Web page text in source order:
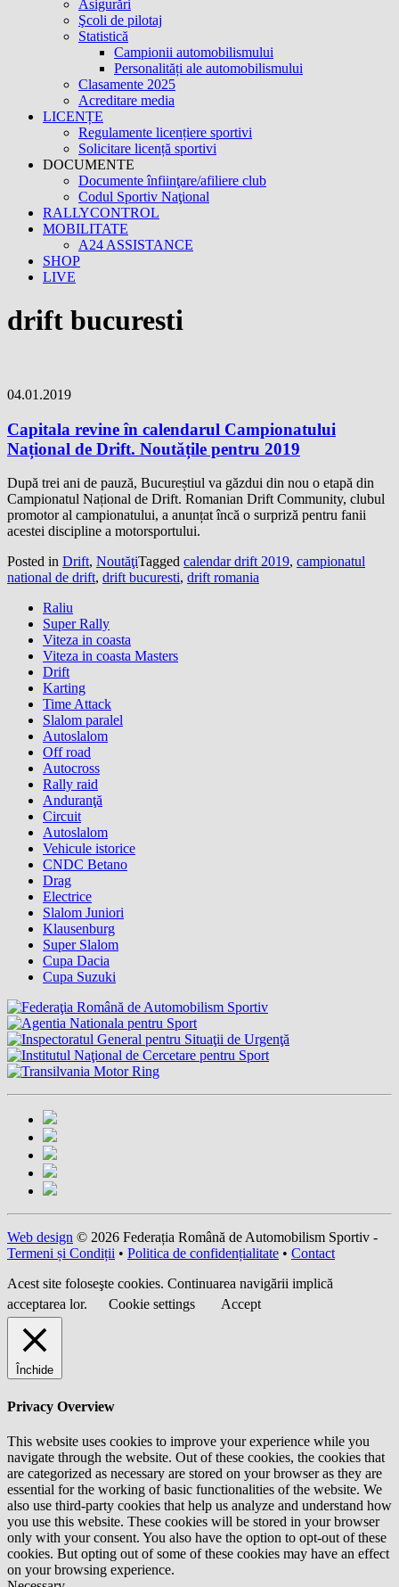
Asigurări
Şcoli de pilotaj
Statistică
Campionii automobilismului
Personalități ale automobilismului
Clasamente 2025
Acreditare media
LICENȚE
Regulamente licențiere sportivi
Solicitare licență sportivi
DOCUMENTE
Documente înfiinţare/afiliere club
Codul Sportiv Naţional
RALLYCONTROL
MOBILITATE
A24 ASSISTANCE
SHOP
LIVE
drift bucuresti
04.01.2019
Capitala revine în calendarul Campionatului
Național de Drift. Noutățile pentru 2019
După trei ani de pauză, Bucureștiul va găzdui din nou o etapă din
Campionatul Național de Drift. Romanian Drift Community, clubul
promotor al campionatului, a anunțat încă o surpriză pentru fanii
acestei discipline a motorsportului.
Posted in Drift, NoutăţiTagged calendar drift 2019, campionatul
national de drift, drift bucuresti, drift romania
Raliu
Super Rally
Viteza in coasta
Viteza in coasta Masters
Drift
Karting
Time Attack
Slalom paralel
Autoslalom
Off road
Autocross
Rally raid
Anduranţă
Circuit
Autoslalom
Vehicule istorice
CNDC Betano
Drag
Electrice
Slalom Juniori
Klausenburg
Super Slalom
Cupa Dacia
Cupa Suzuki
Web design © 2026 Federația Română de Automobilism Sportiv -
Termeni și Condiții • Politica de confidențialitate • Contact
Acest site foloseşte cookies. Continuarea navigării implică
acceptarea lor.
Cookie settings Accept
Închide
Privacy Overview
This website uses cookies to improve your experience while you
navigate through the website. Out of these cookies, the cookies that
are categorized as necessary are stored on your browser as they are
essential for the working of basic functionalities of the website. We
also use third-party cookies that help us analyze and understand how
you use this website. These cookies will be stored in your browser
only with your consent. You also have the option to opt-out of these
cookies. But opting out of some of these cookies may have an effect
on your browsing experience.